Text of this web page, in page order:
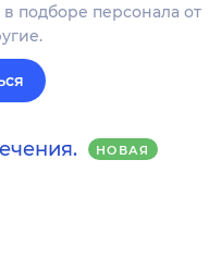
подборе персонала от
НОВАЯ